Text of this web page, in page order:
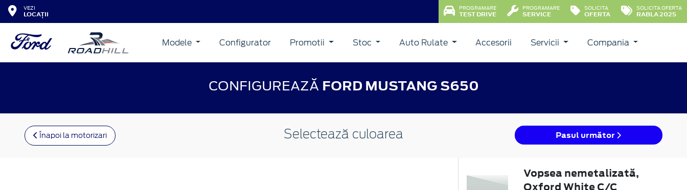
VEZI
LOCAȚII
PROGRAMARE
TEST DRIVE
PROGRAMARE
SERVICE
SOLICITA
OFERTA
SOLICITA OFERTA
RABLA 2025
Modele Configurator Promotii Stoc Auto Rulate Accesorii Servicii Compania
CONFIGUREAZĂ FORD MUSTANG S650
Înapoi la motorizari Selectează culoarea Pasul următor
Vopsea nemetalizată,
Oxford White C/C